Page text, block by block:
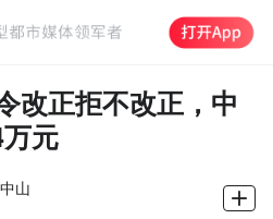
改正拒不改正，中
元
山